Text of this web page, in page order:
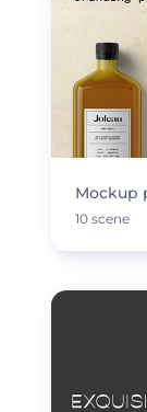
Mockup
10 scene